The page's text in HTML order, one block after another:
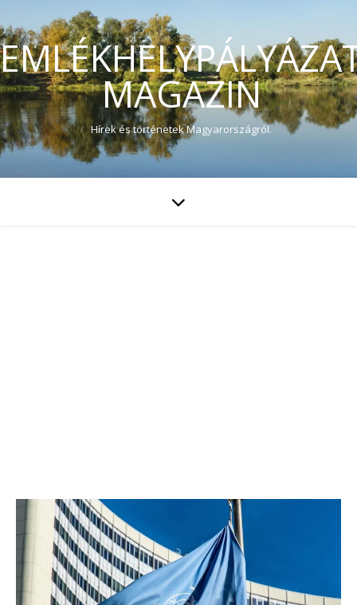
MAGAZIN
Hírek és történetek Magyarországról.